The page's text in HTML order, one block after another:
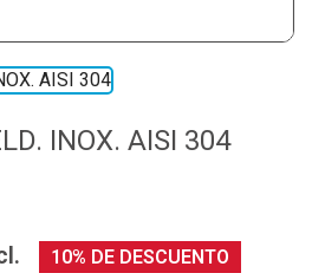
INOX. AISI 304
10% DE DESCUENTO